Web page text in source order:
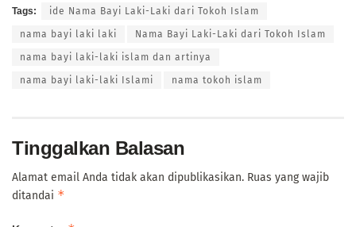
Tags: ide Nama Bayi Laki-Laki dari Tokoh Islam
nama bayi laki laki Nama Bayi Laki-Laki dari Tokoh Islam
nama bayi laki-laki islam dan artinya
nama bayi laki-laki Islami nama tokoh islam
Tinggalkan Balasan
Alamat email Anda tidak akan dipublikasikan. Ruas yang wajib
ditandai *